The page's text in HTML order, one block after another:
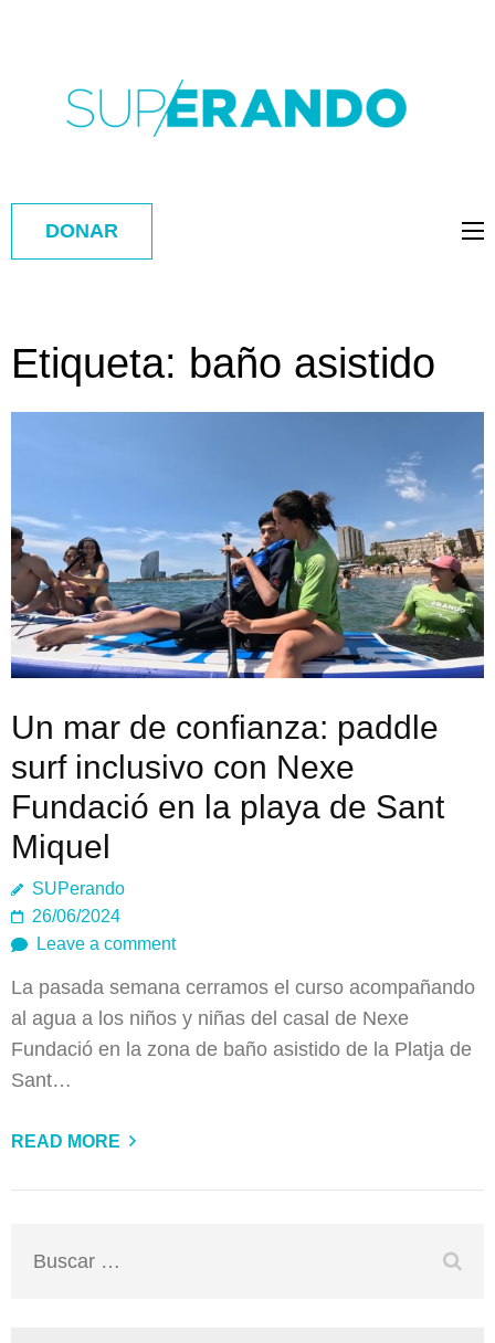
DONAR
Etiqueta: baño asistido
Un mar de confianza: paddle
surf inclusivo con Nexe
Fundació en la playa de Sant
Miquel
SUPerando
26/06/2024
Leave a comment
La pasada semana cerramos el curso acompañando
al agua a los niños y niñas del casal de Nexe
Fundació en la zona de baño asistido de la Platja de
Sant…
READ MORE